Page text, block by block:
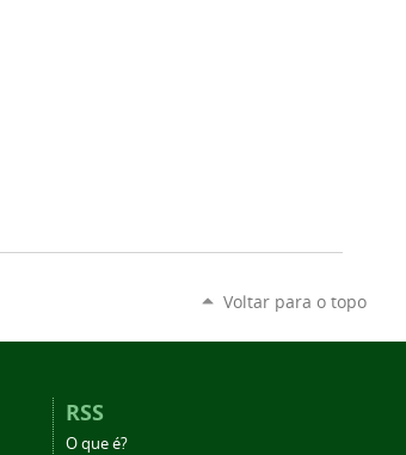
Voltar para o topo
RSS
O que é?